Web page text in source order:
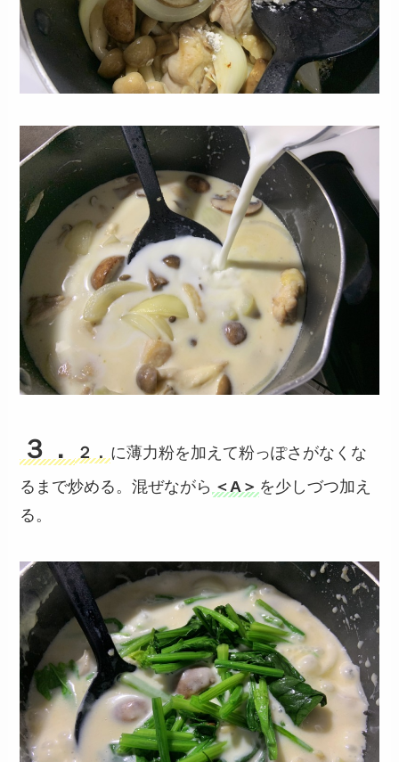
３． ２． に薄力粉を加えて粉っぽさがなくな
るまで炒める。混ぜながら ＜A＞ を少しづつ加え
る。